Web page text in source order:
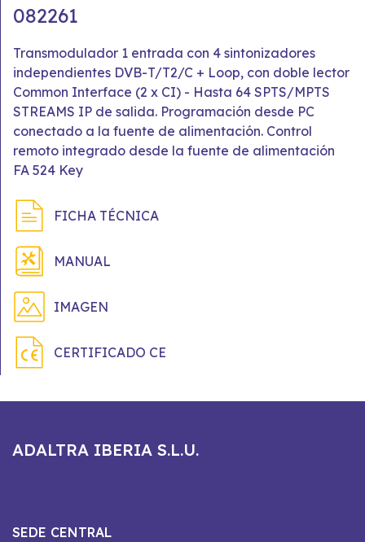
082261
Transmodulador 1 entrada con 4 sintonizadores
independientes DVB-T/T2/C + Loop, con doble lector
Common Interface (2 x CI) - Hasta 64 SPTS/MPTS
STREAMS IP de salida. Programación desde PC
conectado a la fuente de alimentación. Control
remoto integrado desde la fuente de alimentación
FA 524 Key
FICHA TÉCNICA
MANUAL
IMAGEN
CERTIFICADO CE
ADALTRA IBERIA S.L.U.
SEDE CENTRAL